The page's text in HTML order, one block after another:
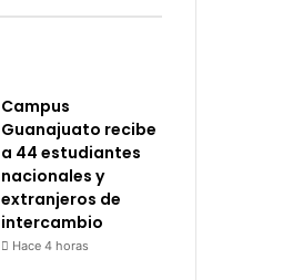
Campus
Guanajuato recibe
a 44 estudiantes
nacionales y
extranjeros de
intercambio
Hace 4 horas